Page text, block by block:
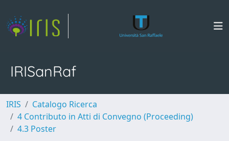
IRISanRaf
IRIS
Catalogo Ricerca
4 Contributo in Atti di Convegno (Proceeding)
4.3 Poster